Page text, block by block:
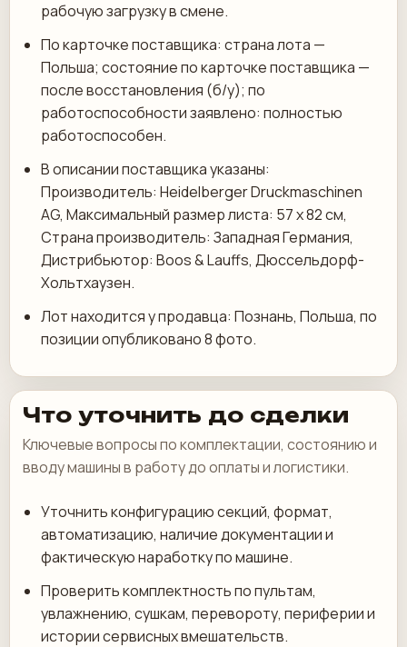
рабочую загрузку в смене.
По карточке поставщика: страна лота —
Польша; состояние по карточке поставщика —
после восстановления (б/у); по
работоспособности заявлено: полностью
работоспособен.
В описании поставщика указаны:
Производитель: Heidelberger Druckmaschinen
AG, Максимальный размер листа: 57 х 82 см,
Страна производитель: Западная Германия,
Дистрибьютор: Boos & Lauffs, Дюссельдорф-
Хольтхаузен.
Лот находится у продавца: Познань, Польша, по
позиции опубликовано 8 фото.
Что уточнить до сделки
Ключевые вопросы по комплектации, состоянию и
вводу машины в работу до оплаты и логистики.
Уточнить конфигурацию секций, формат,
автоматизацию, наличие документации и
фактическую наработку по машине.
Проверить комплектность по пультам,
увлажнению, сушкам, перевороту, периферии и
истории сервисных вмешательств.